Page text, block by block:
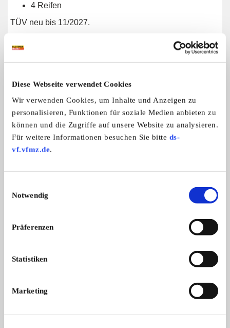
Diese Webseite verwendet Cookies
Wir verwenden Cookies, um Inhalte und Anzeigen zu
personalisieren, Funktionen für soziale Medien anbieten zu
können und die Zugriffe auf unsere Website zu analysieren.
Für weitere Informationen besuchen Sie bitte ds-
vf.vfmz.de.
Notwendig
Präferenzen
Statistiken
Marketing
4 Reifen
TÜV neu bis 11/2027.
Der Wagen befindet sich in einem ehrlichen, fahrbereiten
Zustand. Altersbedingte Gebrauchsspuren und
Roststellen sind vorhanden, wie bei einem über 40 Jahre
regelmäßig bewegt und technisch instand gehalten.
Ausstattung:
H-Kennzeichen
Schiebedach
Schaltgetriebe
Bluetooth-Audiogerät
Verkaufsgrund ist ausschließlich Familienzuwachs und
Hamburg möglich.